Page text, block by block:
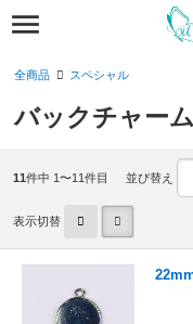
全商品 スペシャル
バックチャー
11件中 1〜11件目 並び替え
表示切替